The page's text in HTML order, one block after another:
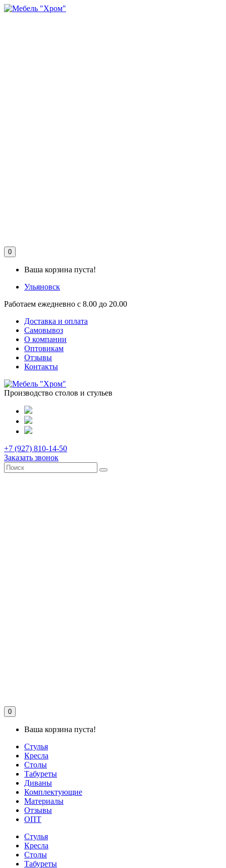
0
Ваша корзина пуста!
Ульяновск
Работаем ежедневно с 8.00 до 20.00
Доставка и оплата
Самовывоз
О компании
Оптовикам
Отзывы
Контакты
Производство столов и стульев
+7 (927) 810-14-50
Заказать звонок
0
Ваша корзина пуста!
Стулья
Кресла
Столы
Табуреты
Диваны
Комплектующие
Материалы
Отзывы
ОПТ
Стулья
Кресла
Столы
Табуреты